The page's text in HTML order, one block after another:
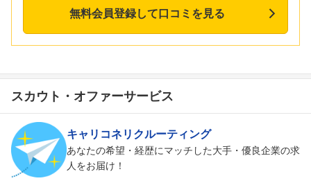
無料会員登録して口コミを見る
スカウト・オファーサービス
キャリコネリクルーティング
あなたの希望・経歴にマッチした大手・優良企業の求
人をお届け！